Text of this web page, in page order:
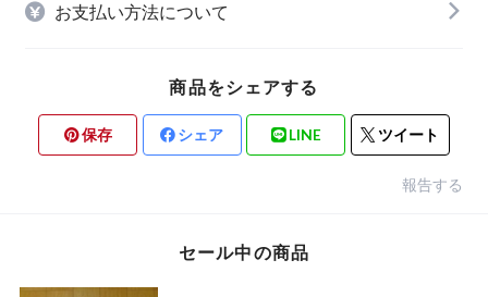
お支払い方法について
商品をシェアする
保存 シェア LINE ツイート
報告する
セール中の商品